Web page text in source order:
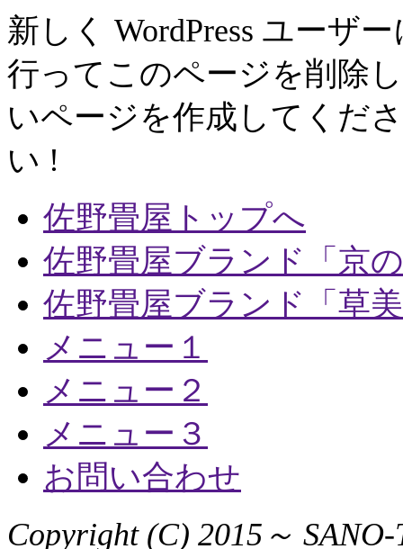
新しく WordPress ユーザ
行ってこのページを削除
いページを作成してくだ
い !
佐野畳屋トップへ
佐野畳屋ブランド「京
佐野畳屋ブランド「草
メニュー１
メニュー２
メニュー３
お問い合わせ
Copyright (C) 2015～